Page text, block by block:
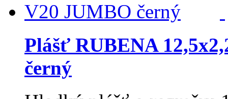
Plášť RUBENA
černý